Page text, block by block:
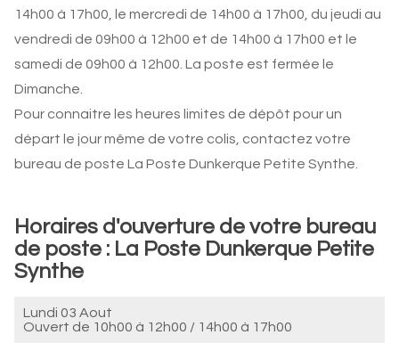
14h00 à 17h00, le mercredi de 14h00 à 17h00, du jeudi au
vendredi de 09h00 à 12h00 et de 14h00 à 17h00 et le
samedi de 09h00 à 12h00. La poste est fermée le
Dimanche.
Pour connaitre les heures limites de dépôt pour un
départ le jour même de votre colis, contactez votre
bureau de poste La Poste Dunkerque Petite Synthe.
Horaires d'ouverture de votre bureau
de poste : La Poste Dunkerque Petite
Synthe
Lundi 03 Aout
Ouvert de 10h00 à 12h00 / 14h00 à 17h00